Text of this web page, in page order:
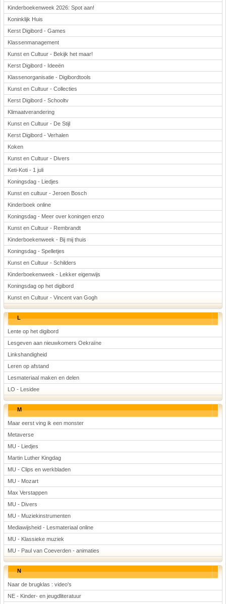
Kinderboekenweek 2026: Spot aan!
Koninklijk Huis
Kerst Digibord - Games
Klassenmanagement
Kunst en Cultuur - Bekijk het maar!
Kerst Digibord - Ideeën
Klassenorganisatie - Digibordtools
Kunst en Cultuur - Collecties
Kerst Digibord - Schooltv
Klimaatverandering
Kunst en Cultuur - De Stijl
Kerst Digibord - Verhalen
Koken
Kunst en Cultuur - Divers
Keti-Koti - 1 juli
Koningsdag - Liedjes
Kunst en cultuur - Jeroen Bosch
Kinderboek online
Koningsdag - Meer over koningen enzo
Kunst en Cultuur - Rembrandt
Kinderboekenweek - Bij mij thuis
Koningsdag - Spelletjes
Kunst en Cultuur - Schilders
Kinderboekenweek - Lekker eigenwijs
Koningsdag op het digibord
Kunst en Cultuur - Vincent van Gogh
L
Lente op het digibord
Lesgeven aan nieuwkomers Oekraïne
Linkshandigheid
Leren op afstand
Lesmateriaal maken en delen
LO - Lesidee
M
Maar eerst ving ik een monster
Metaverse
MU - Liedjes
Martin Luther Kingdag
MU - Clips en werkbladen
MU - Mozart
Max Verstappen
MU - Divers
MU - Muziekinstrumenten
Mediawijsheid - Lesmateriaal online
MU - Klassieke muziek
MU - Paul van Coeverden - animaties
N
Naar de brugklas : video's
NE - Kinder- en jeugdliteratuur